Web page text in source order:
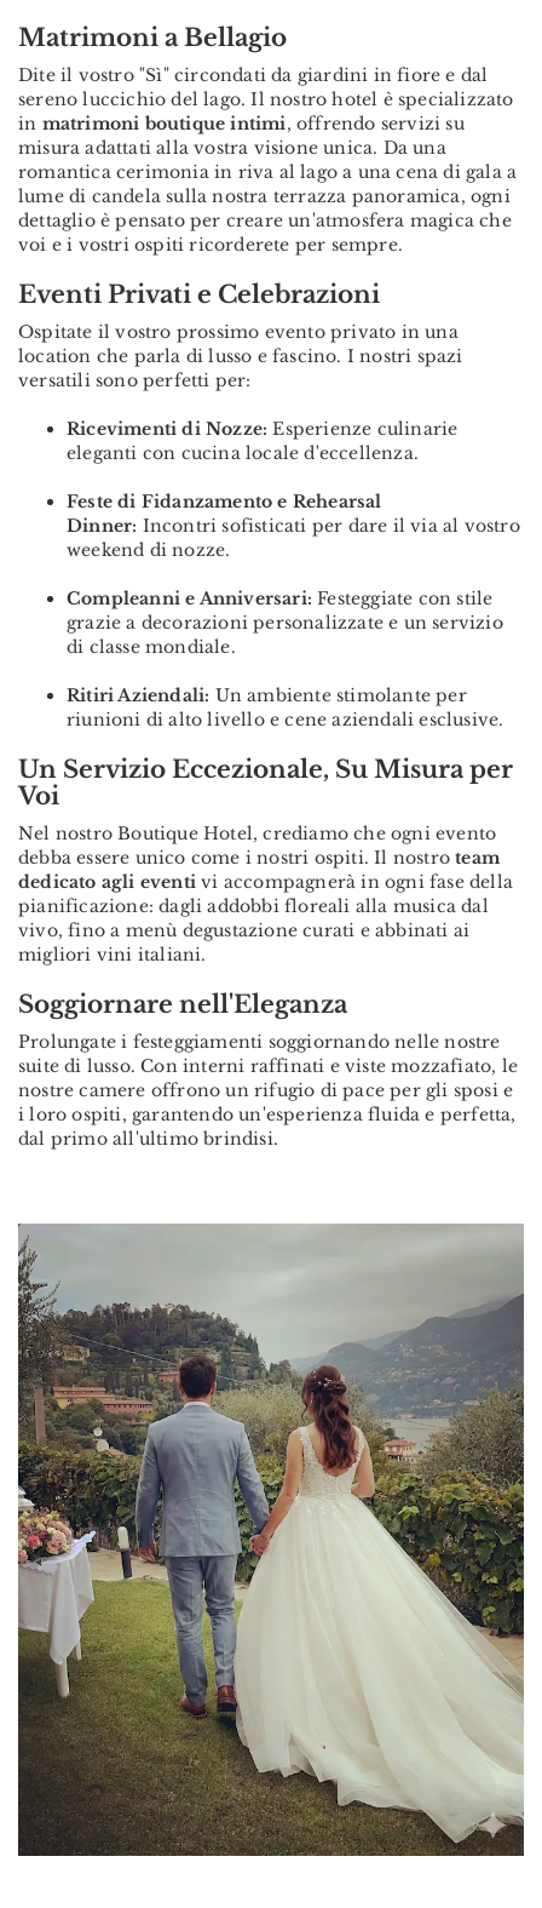
Matrimoni a Bellagio
Dite il vostro "Sì" circondati da giardini in fiore e dal
sereno luccichio del lago. Il nostro hotel è specializzato
in matrimoni boutique intimi, offrendo servizi su
misura adattati alla vostra visione unica. Da una
romantica cerimonia in riva al lago a una cena di gala a
lume di candela sulla nostra terrazza panoramica, ogni
dettaglio è pensato per creare un'atmosfera magica che
voi e i vostri ospiti ricorderete per sempre.
Eventi Privati e Celebrazioni
Ospitate il vostro prossimo evento privato in una
location che parla di lusso e fascino. I nostri spazi
versatili sono perfetti per:
Ricevimenti di Nozze: Esperienze culinarie
eleganti con cucina locale d'eccellenza.
Feste di Fidanzamento e Rehearsal
Dinner: Incontri sofisticati per dare il via al vostro
weekend di nozze.
Compleanni e Anniversari: Festeggiate con stile
grazie a decorazioni personalizzate e un servizio
di classe mondiale.
Ritiri Aziendali: Un ambiente stimolante per
riunioni di alto livello e cene aziendali esclusive.
Un Servizio Eccezionale, Su Misura per
Voi
Nel nostro Boutique Hotel, crediamo che ogni evento
debba essere unico come i nostri ospiti. Il nostroteam
dedicato agli eventi vi accompagnerà in ogni fase della
pianificazione: dagli addobbi floreali alla musica dal
vivo, fino a menù degustazione curati e abbinati ai
migliori vini italiani.
Soggiornare nell'Eleganza
Prolungate i festeggiamenti soggiornando nelle nostre
suite di lusso. Con interni raffinati e viste mozzafiato, le
nostre camere offrono un rifugio di pace per gli sposi e
i loro ospiti, garantendo un'esperienza fluida e perfetta,
dal primo all'ultimo brindisi.